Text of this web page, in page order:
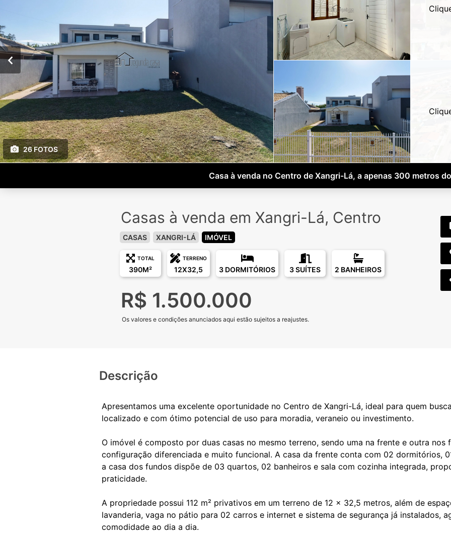
26 FOTOS
Casa à venda no Centro de Xangri-Lá, a apenas 300 metros
Casas à venda em Xangri-Lá, Centro
CASAS XANGRI-LÁ IMÓVEL
TOTAL
390M²
TERRENO
12X32,5 3 DORMITÓRIOS 3 SUÍTES 2 BANHEIROS
R$ 1.500.000
Os valores e condições anunciados aqui estão sujeitos a reajustes.
Descrição
Apresentamos uma excelente oportunidade no Centro de Xangri-Lá, ideal para quem
localizado e com ótimo potencial de uso para moradia, veraneio ou investimento.
O imóvel é composto por duas casas no mesmo terreno, sendo uma na frente e outra nos
configuração diferenciada e muito funcional. A casa da frente conta com 02 dormitórios,
a casa dos fundos dispõe de 03 quartos, 02 banheiros e sala com cozinha integrada,
praticidade.
A propriedade possui 112 m² privativos em um terreno de 12 x 32,5 metros, além de
lavanderia, vaga no pátio para 02 carros e internet e sistema de segurança já instalados,
comodidade ao dia a dia.